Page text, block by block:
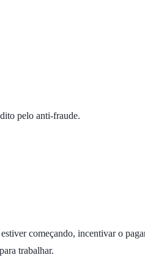
pelo anti-fraude.
começando, incentivar o
trabalhar.